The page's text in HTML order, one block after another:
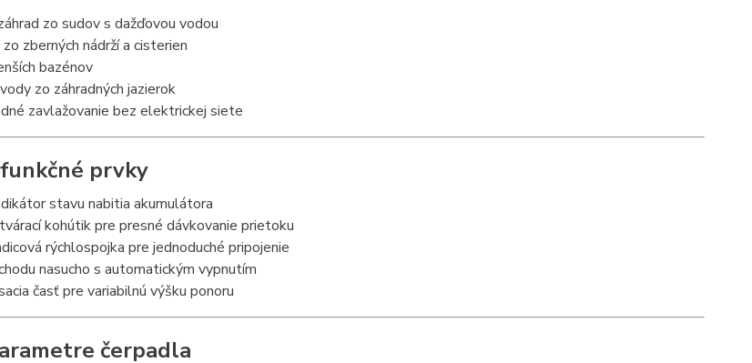
zo sudov s dažďovou vodou
zberných nádrží a cisterien
bazénov
zo záhradných jazierok
zavlažovanie bez elektrickej siete
prvky
stavu nabitia akumulátora
kohútik pre presné dávkovanie prietoku
rýchlospojka pre jednoduché pripojenie
nasucho s automatickým vypnutím
časť pre variabilnú výšku ponoru
čerpadla